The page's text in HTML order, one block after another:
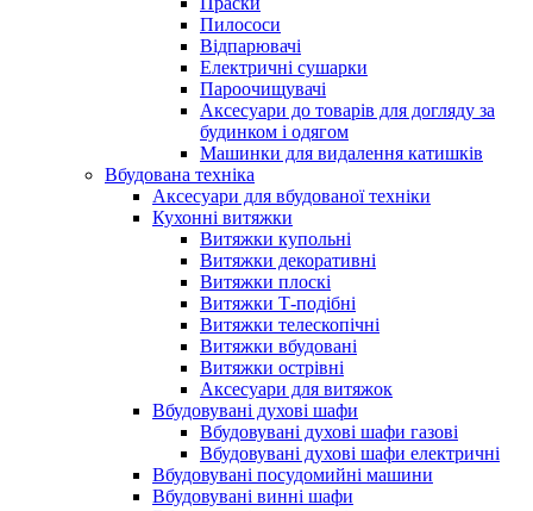
Пилососи
Відпарювачі
Електричні сушарки
Пароочищувачі
Аксесуари до товарів для догляду за
будинком і одягом
Машинки для видалення катишків
Вбудована техніка
Аксесуари для вбудованої техніки
Кухонні витяжки
Витяжки купольні
Витяжки декоративні
Витяжки плоскі
Витяжки Т-подібні
Витяжки телескопічні
Витяжки вбудовані
Витяжки острівні
Аксесуари для витяжок
Вбудовувані духові шафи
Вбудовувані духові шафи газові
Вбудовувані духові шафи електричні
Вбудовувані посудомийні машини
Вбудовувані винні шафи